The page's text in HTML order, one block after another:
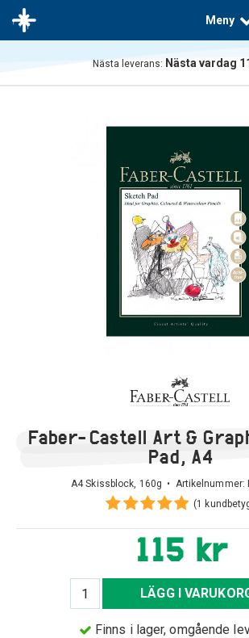
Meny
Nästa leverans: Nästa vardag
Faber-Castell Art &
Pad, A4
A4 Skissblock, 160g • Artikelnummer:
(1
115 kr
LÄGG I
Finns i lager, omgående